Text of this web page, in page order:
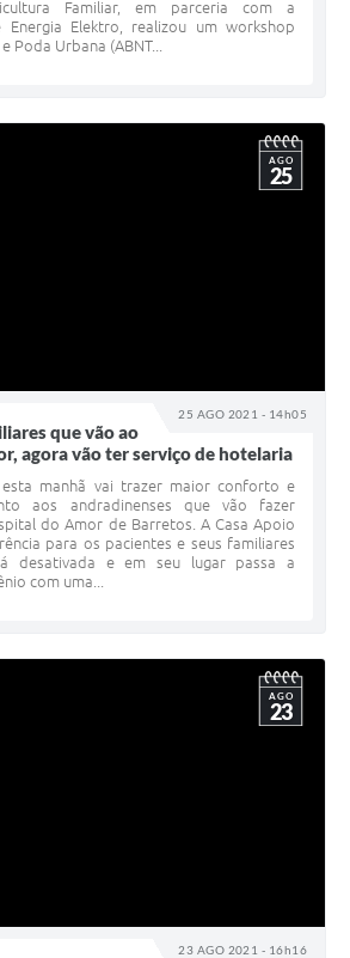
Familiar, em parceria com a
Energia Elektro, realizou um workshop
Poda Urbana (ABNT...
25 AGO 2021 - 14h05
AGO
25
que vão ao
agora vão ter serviço de hotelaria
manhã vai trazer maior conforto e
aos andradinenses que vão fazer
do Amor de Barretos. A Casa Apoio
para os pacientes e seus familiares
desativada e em seu lugar passa a
com uma...
23 AGO 2021 - 16h16
AGO
23